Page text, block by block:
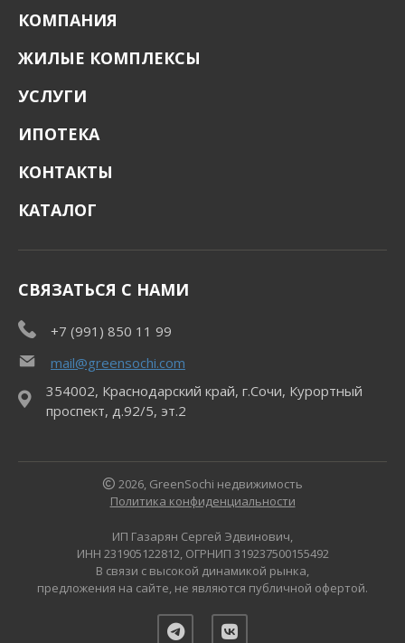
КОМПАНИЯ
ЖИЛЫЕ КОМПЛЕКСЫ
УСЛУГИ
ИПОТЕКА
КОНТАКТЫ
КАТАЛОГ
СВЯЗАТЬСЯ С НАМИ
+7 (991) 850 11 99
mail@greensochi.com
354002, Краснодарский край, г.Сочи, Курортный
проспект, д.92/5, эт.2
2026, GreenSochi недвижимость
Политика конфиденциальности
ИП Газарян Сергей Эдвинович,
ИНН 231905122812, ОГРНИП 319237500155492
В связи с высокой динамикой рынка,
предложения на сайте, не являются публичной офертой.